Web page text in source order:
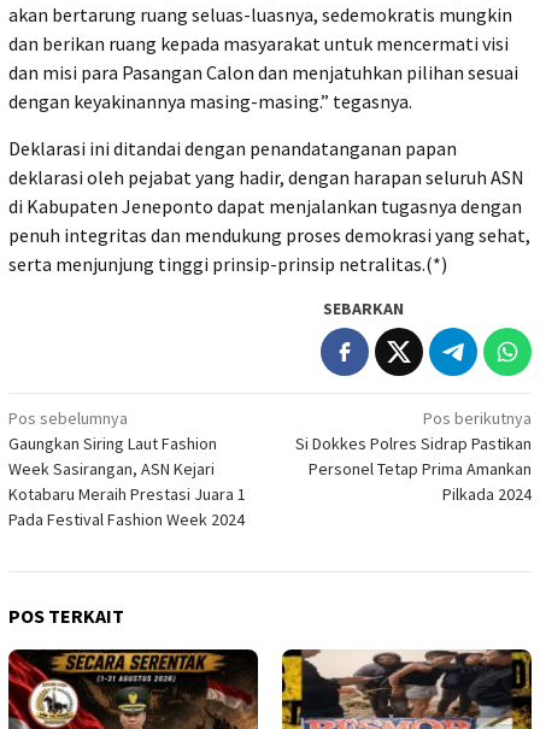
akan bertarung ruang seluas-luasnya, sedemokratis mungkin
dan berikan ruang kepada masyarakat untuk mencermati visi
dan misi para Pasangan Calon dan menjatuhkan pilihan sesuai
dengan keyakinannya masing-masing.” tegasnya.
Deklarasi ini ditandai dengan penandatanganan papan
deklarasi oleh pejabat yang hadir, dengan harapan seluruh ASN
di Kabupaten Jeneponto dapat menjalankan tugasnya dengan
penuh integritas dan mendukung proses demokrasi yang sehat,
serta menjunjung tinggi prinsip-prinsip netralitas.(*)
SEBARKAN
Navigasi
pos
Pos sebelumnya
Gaungkan Siring Laut Fashion
Week Sasirangan, ASN Kejari
Kotabaru Meraih Prestasi Juara 1
Pada Festival Fashion Week 2024
Pos berikutnya
Si Dokkes Polres Sidrap Pastikan
Personel Tetap Prima Amankan
Pilkada 2024
POS TERKAIT